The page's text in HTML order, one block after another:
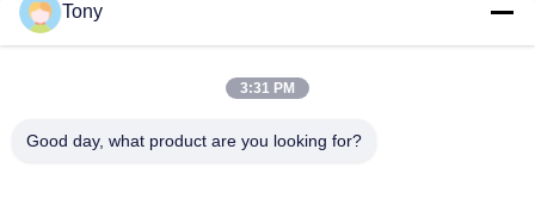
브리지포트 공장 선반 기계를 위한 3 주축 LCD 드로 디지털 판독
Tony
3:31 PM
Good day, what product are you looking for?